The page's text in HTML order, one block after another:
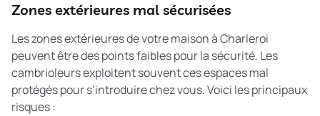
Zones extérieures mal sécurisées
Les zones extérieures de votre maison à Charleroi
peuvent être des points faibles pour la sécurité. Les
cambrioleurs exploitent souvent ces espaces mal
protégés pour s’introduire chez vous. Voici les principaux
risques :